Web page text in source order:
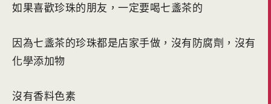
如果喜歡珍珠的朋友，一定要喝七盞茶的
因為七盞茶的珍珠都是店家手做，沒有防腐劑，沒有
化學添加物
沒有香料色素